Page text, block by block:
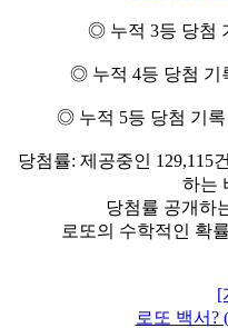
◎ 누적 3등 당첨
◎ 누적 4등 당첨 기
◎ 누적 5등 당첨 기록
당첨률: 제공중인 129,115
하는
당첨률 공개하
로또의 수학적인 확
[
로또 백서?